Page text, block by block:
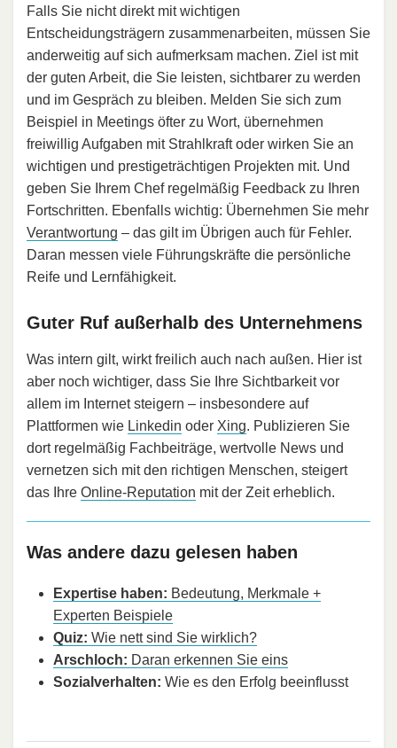
Falls Sie nicht direkt mit wichtigen
Entscheidungsträgern zusammenarbeiten, müssen Sie
anderweitig auf sich aufmerksam machen. Ziel ist mit
der guten Arbeit, die Sie leisten, sichtbarer zu werden
und im Gespräch zu bleiben. Melden Sie sich zum
Beispiel in Meetings öfter zu Wort, übernehmen
freiwillig Aufgaben mit Strahlkraft oder wirken Sie an
wichtigen und prestigeträchtigen Projekten mit. Und
geben Sie Ihrem Chef regelmäßig Feedback zu Ihren
Fortschritten. Ebenfalls wichtig: Übernehmen Sie mehr
Verantwortung – das gilt im Übrigen auch für Fehler.
Daran messen viele Führungskräfte die persönliche
Reife und Lernfähigkeit.
Guter Ruf außerhalb des Unternehmens
Was intern gilt, wirkt freilich auch nach außen. Hier ist
aber noch wichtiger, dass Sie Ihre Sichtbarkeit vor
allem im Internet steigern – insbesondere auf
Plattformen wie Linkedin oder Xing. Publizieren Sie
dort regelmäßig Fachbeiträge, wertvolle News und
vernetzen sich mit den richtigen Menschen, steigert
das Ihre Online-Reputation mit der Zeit erheblich.
Was andere dazu gelesen haben
Expertise haben: Bedeutung, Merkmale +
Experten Beispiele
Quiz: Wie nett sind Sie wirklich?
Arschloch: Daran erkennen Sie eins
Sozialverhalten: Wie es den Erfolg beeinflusst